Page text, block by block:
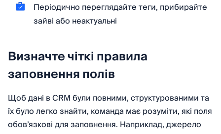
Періодично переглядайте теги, прибирайте
зайві або неактуальні
Визначте чіткі правила
заповнення полів
Щоб дані в CRM були повними, структурованими та
їх було легко знайти, команда має розуміти, які поля
обов’язкові для заповнення. Наприклад, джерело